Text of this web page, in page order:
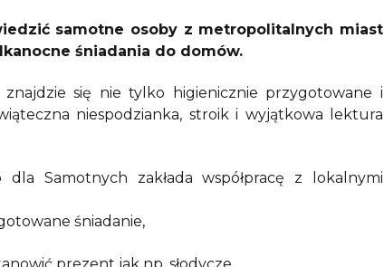
samotne osoby z metropolitalnych miast
śniadania do domów.
się nie tylko higienicznie przygotowane i
niespodzianka, stroik i wyjątkowa lektura
Samotnych zakłada współpracę z lokalnymi
śniadanie,